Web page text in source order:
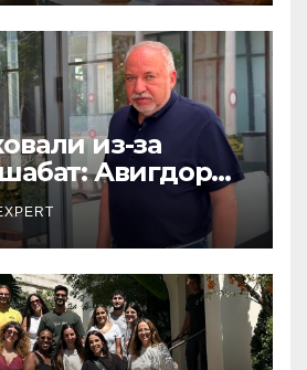
из-за
Авигдор
владельцев